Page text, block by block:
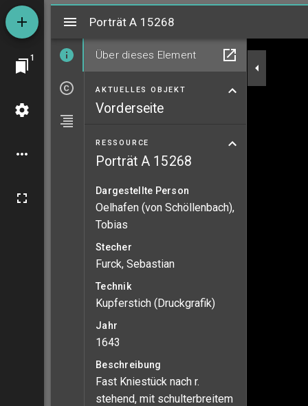
1
MiradorPorträt A 15268
Über dieses Element
AKTUELLES OBJEKT
Vorderseite
RESSOURCE
Porträt A 15268
Dargestellte Person
Oelhafen (von Schöllenbach),
Tobias
Stecher
Furck, Sebastian
Technik
Kupferstich (Druckgrafik)
Jahr
1643
Beschreibung
Fast Kniestück nach r.
stehend, mit schulterbreitem
Porträt A 15268